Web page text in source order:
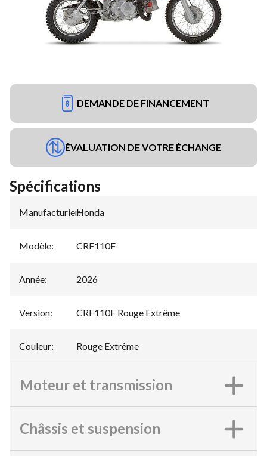
DEMANDE DE FINANCEMENT
ÉVALUATION DE VOTRE ÉCHANGE
Spécifications
Manufacturier:
Honda
Modèle: CRF110F
Année: 2026
Version: CRF110F Rouge Extrême
Couleur: Rouge Extrême
Moteur et transmission
Châssis et suspension